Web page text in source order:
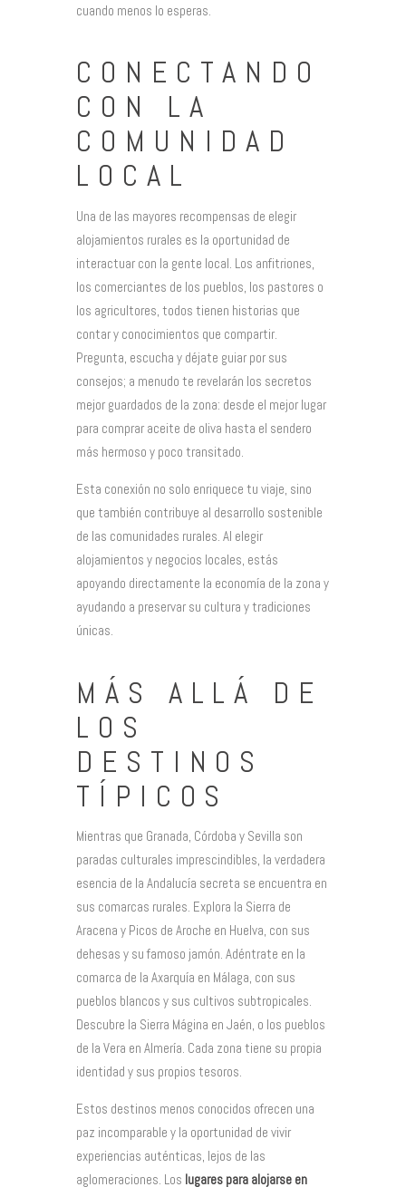
cuando menos lo esperas.
CONECTANDO
CON LA
COMUNIDAD
LOCAL
Una de las mayores recompensas de elegir
alojamientos rurales es la oportunidad de
interactuar con la gente local. Los anfitriones,
los comerciantes de los pueblos, los pastores o
los agricultores, todos tienen historias que
contar y conocimientos que compartir.
Pregunta, escucha y déjate guiar por sus
consejos; a menudo te revelarán los secretos
mejor guardados de la zona: desde el mejor lugar
para comprar aceite de oliva hasta el sendero
más hermoso y poco transitado.
Esta conexión no solo enriquece tu viaje, sino
que también contribuye al desarrollo sostenible
de las comunidades rurales. Al elegir
alojamientos y negocios locales, estás
apoyando directamente la economía de la zona y
ayudando a preservar su cultura y tradiciones
únicas.
MÁS ALLÁ DE
LOS
DESTINOS
TÍPICOS
Mientras que Granada, Córdoba y Sevilla son
paradas culturales imprescindibles, la verdadera
esencia de la Andalucía secreta se encuentra en
sus comarcas rurales. Explora la Sierra de
Aracena y Picos de Aroche en Huelva, con sus
dehesas y su famoso jamón. Adéntrate en la
comarca de la Axarquía en Málaga, con sus
pueblos blancos y sus cultivos subtropicales.
Descubre la Sierra Mágina en Jaén, o los pueblos
de la Vera en Almería. Cada zona tiene su propia
identidad y sus propios tesoros.
Estos destinos menos conocidos ofrecen una
paz incomparable y la oportunidad de vivir
experiencias auténticas, lejos de las
aglomeraciones. Los lugares para alojarse en